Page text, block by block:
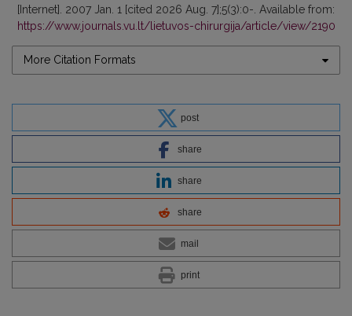
[Internet]. 2007 Jan. 1 [cited 2026 Aug. 7];5(3):0-. Available from:
https://www.journals.vu.lt/lietuvos-chirurgija/article/view/2190
More Citation Formats
post
share
share
share
mail
print